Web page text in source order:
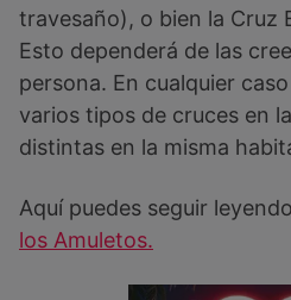
travesaño), o bien la Cruz
Esto dependerá de las
persona. En cualquier
varios tipos de cruces en
distintas en la misma
Aquí puedes seguir
los Amuletos.